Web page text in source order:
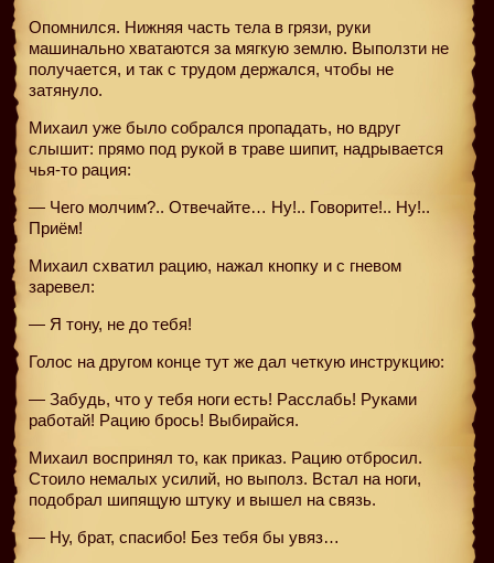
Опомнился. Нижняя часть тела в грязи, руки
машинально хватаются за мягкую землю. Выползти не
получается, и так с трудом держался, чтобы не
затянуло.
Михаил уже было собрался пропадать, но вдруг
слышит: прямо под рукой в траве шипит, надрывается
чья-то рация:
— Чего молчим?.. Отвечайте… Ну!.. Говорите!.. Ну!..
Приём!
Михаил схватил рацию, нажал кнопку и с гневом
заревел:
— Я тону, не до тебя!
Голос на другом конце тут же дал четкую инструкцию:
— Забудь, что у тебя ноги есть! Расслабь! Руками
работай! Рацию брось! Выбирайся.
Михаил воспринял то, как приказ. Рацию отбросил.
Стоило немалых усилий, но выполз. Встал на ноги,
подобрал шипящую штуку и вышел на связь.
— Ну, брат, спасибо! Без тебя бы увяз…